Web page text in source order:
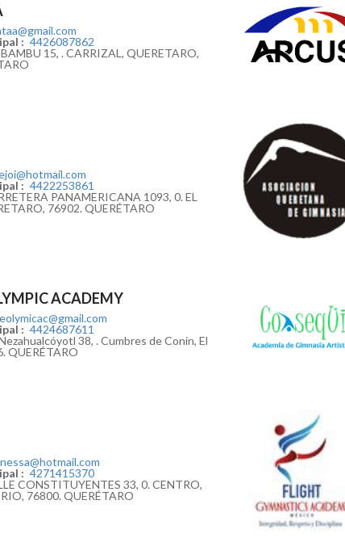
: 4426087862
15, . CARRIZAL, QUERETARO,
: 4422253861
PANAMERICANA 1093, 0. EL
76902. QUERÉTARO
ACADEMY
: 4424687611
38, . Cumbres de Conin, El
QUERÉTARO
: 4271415370
CONSTITUYENTES 33, 0. CENTRO,
76800. QUERÉTARO